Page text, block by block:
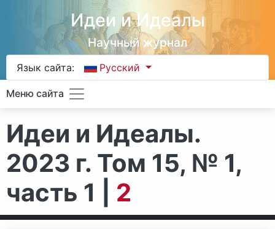
Идеи и Идеалы
Научный журнал
Язык сайта: Русский
Меню сайта
Идеи и Идеалы.
2023 г. Том 15, № 1,
часть 1 | 2